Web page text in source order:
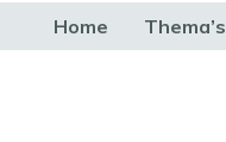
Home Thema’s